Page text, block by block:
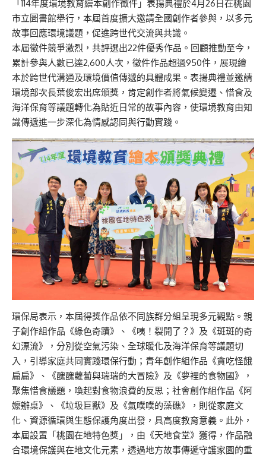
「114年度環境教育繪本創作徵件」表揚典禮於4月26日在桃園
市立圖書館舉行，本屆首度擴大邀請全國創作者參與，以多元
故事回應環境議題，促進跨世代交流與共識。
本屆徵件競爭激烈，共評選出22件優秀作品。回顧推動至今，
累計參與人數已達2,600人次，徵件作品超過950件，展現繪
本於跨世代溝通及環境價值傳遞的具體成果。表揚典禮並邀請
環境部次長葉俊宏出席頒獎，肯定創作者將氣候變遷、惜食及
海洋保育等議題轉化為貼近日常的故事內容，使環境教育由知
識傳遞進一步深化為情感認同與行動實踐。
環保局表示，本屆得獎作品依不同族群分組呈現多元觀點。親
子創作組作品《綠色奇蹟》、《咦！裂開了？》及《斑斑的奇
幻漂流》，分別從空氣污染、全球暖化及海洋保育等議題切
入，引導家庭共同實踐環保行動；青年創作組作品《貪吃怪餓
扁扁》、《醜醜蘿蔔與瑞瑞的大冒險》及《夢裡的食物國》，
聚焦惜食議題，喚起對食物浪費的反思；社會創作組作品《阿
嬤辦桌》、《垃圾巨獸》及《氣噗噗的藻礁》，則從家庭文
化、資源循環與生態保護角度出發，具高度教育意義。此外，
本屆設置「桃園在地特色獎」，由《天地食堂》獲得，作品融
合環境保護與在地文化元素，透過地方故事傳遞守護家園的重